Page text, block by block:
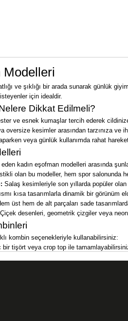
Modelleri
ve şıklığı bir arada sunarak günlük
için idealdir.
Dikkat Edilmeli?
ve esnek kumaşlar tercih ederek
oversize kesimler arasından tarzınıza ve
veya günlük kullanımda rahat
kadın eşofman modelleri arasında
olan bu modeller, hem spor salonunda
Salaş kesimleriyle son yıllarda popüler
kısa tasarımlarla dinamik bir
üst hem de alt parçaları sade
Çiçek desenleri, geometrik çizgiler veya
kombin seçenekleriyle kullanabilirsiniz:
bir tişört veya crop top ile
kumaş, tasarım detayları ve